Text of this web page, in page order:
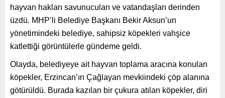
hayvan hakları savunucuları ve vatandaşları derinden
üzdü. MHP’li Belediye Başkanı Bekir Aksun’un
yönetimindeki belediye, sahipsiz köpekleri vahşice
katlettiği görüntülerle gündeme geldi.
Olayda, belediyeye ait hayvan toplama aracına konulan
köpekler, Erzincan’ın Çağlayan mevkiindeki çöp alanına
götürüldü. Burada kazılan bir çukura atılan köpekler, diri